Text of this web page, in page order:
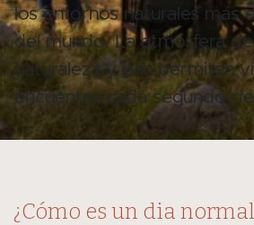
los entornos naturales más
del mundo. La atmósfera
naturaleza y paz permiten
encuentro cada segundo
¿Cómo es un dia